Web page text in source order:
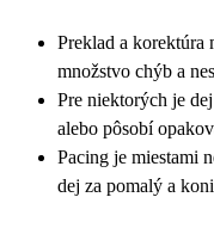
Preklad a korektúra
množstvo chýb a
Pre niektorých je
alebo pôsobí
Pacing je miestami
dej za pomalý a